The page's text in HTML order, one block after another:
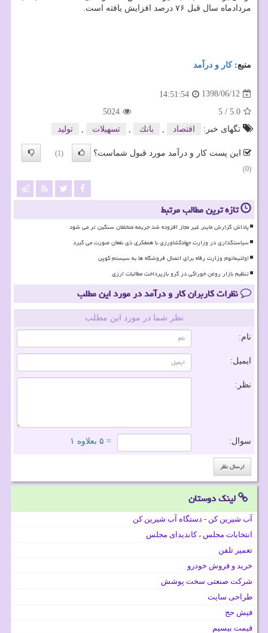
مردادماه سال قبل ۷۶ درصد افزایش یافته است.
منبع:كار و درآمد
1398/06/12
14:51:54
5.0
/
5
5024
تگهای خبر:
اقتصاد , بانك , تسهیلات , تولید
این پست کار و درآمد مورد قبول شماست؟
(1)
(0)
تازه ترین مطالب مرتبط
پاداش گزارش ماینر غیر مجاز افزوده شد جریمه متخلفان سنگین تر می شود
سیاستگذاری در وزارت جهادکشاورزی با همفکری ذی نفعان صورت می گیرد
اولتیماتوم وزارت رفاه برای اتصال فروشگاه ها به سیستم کوپن
تنظیم بازار روغن خوراکی در گرو بازپرداخت مطالبات ارزی
نظرات کاربران کار و درآمد در مورد این مطلب
نظر شما در مورد این مطلب
نام:
ایمیل:
نظر:
سوال: = ۵ بعلاوه ۱
لینک دوستان
آب شیرین کن - دستگاه آب شیرین کن
انتخابات مجلس ، کاندیدای مجلس
تعمیر تلفن
خرید و فروش خودرو
شرکت صنعتی سخت پوشش
طراحی سایت
فیش حج
قیمت بیسیم